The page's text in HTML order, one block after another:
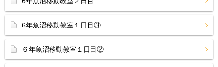
6年魚沼移動教室１日目③
６年魚沼移動教室１日目②